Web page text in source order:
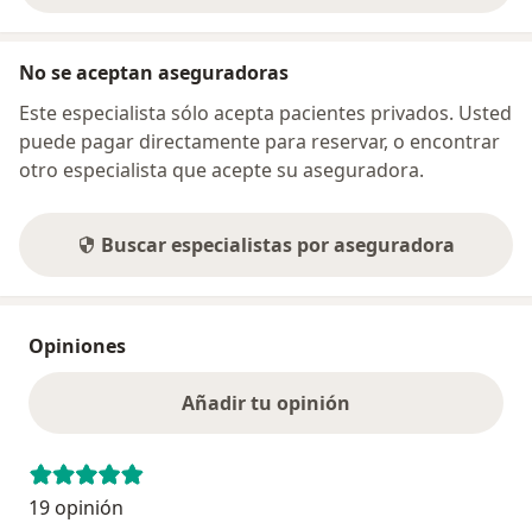
No se aceptan aseguradoras
Este especialista sólo acepta pacientes privados. Usted
puede pagar directamente para reservar, o encontrar
otro especialista que acepte su aseguradora.
Buscar especialistas por aseguradora
Opiniones
Añadir tu opinión
19 opinión